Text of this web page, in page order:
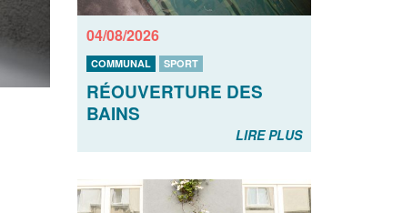
04/08/2026
COMMUNAL SPORT
RÉOUVERTURE DES
BAINS
LIRE PLUS